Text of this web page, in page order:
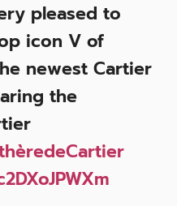
pleased to
icon V of
newest Cartier
the